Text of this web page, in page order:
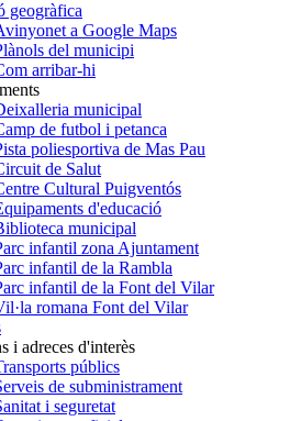
geogràfica
a Google Maps
del municipi
arribar-hi
municipal
de futbol i petanca
poliesportiva de Mas Pau
de Salut
Cultural Puigventós
d'educació
municipal
infantil zona Ajuntament
infantil de la Rambla
infantil de la Font del Vilar
romana Font del Vilar
i adreces d'interès
públics
de subministrament
i seguretat